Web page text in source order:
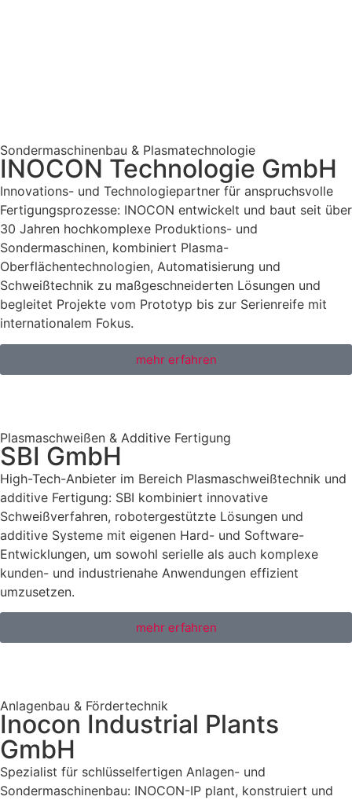
Sondermaschinenbau & Plasmatechnologie
INOCON Technologie GmbH
Innovations- und Technologiepartner für anspruchsvolle
Fertigungsprozesse: INOCON entwickelt und baut seit über
30 Jahren hochkomplexe Produktions- und
Sondermaschinen, kombiniert Plasma-
Oberflächentechnologien, Automatisierung und
Schweißtechnik zu maßgeschneiderten Lösungen und
begleitet Projekte vom Prototyp bis zur Serienreife mit
internationalem Fokus.
mehr erfahren
Plasmaschweißen & Additive Fertigung
SBI GmbH
High-Tech-Anbieter im Bereich Plasmaschweißtechnik und
additive Fertigung: SBI kombiniert innovative
Schweißverfahren, robotergestützte Lösungen und
additive Systeme mit eigenen Hard- und Software-
Entwicklungen, um sowohl serielle als auch komplexe
kunden- und industrienahe Anwendungen effizient
umzusetzen.
mehr erfahren
Anlagenbau & Fördertechnik
Inocon Industrial Plants
GmbH
Spezialist für schlüsselfertigen Anlagen- und
Sondermaschinenbau: INOCON-IP plant, konstruiert und